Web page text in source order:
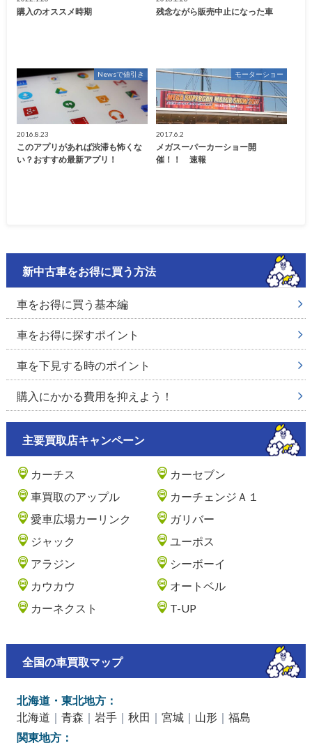
購入のオススメ時期 残念ながら販売中止になった車
Newsで値引き
2016.8.23
このアプリがあれば渋滞も怖くな
い？おすすめ最新アプリ！
モーターショー
2017.6.2
メガスーパーカーショー開
催！！ 速報
新中古車をお得に買う方法
車をお得に買う基本編
車をお得に探すポイント
車を下見する時のポイント
購入にかかる費用を抑えよう！
主要買取店キャンペーン
カーチス
カーセブン
車買取のアップル
カーチェンジＡ１
愛車広場カーリンク
ガリバー
ジャック
ユーポス
アラジン
シーボーイ
カウカウ
オートベル
カーネクスト
T-UP
全国の車買取マップ
北海道・東北地方：
北海道 ｜ 青森 ｜ 岩手｜ 秋田 ｜ 宮城｜ 山形｜ 福島
関東地方：